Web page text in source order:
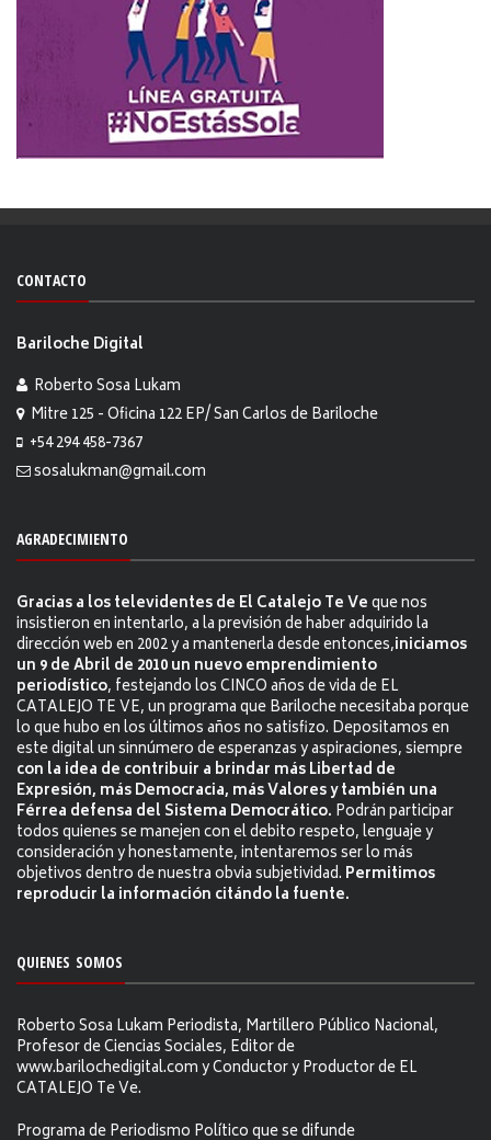
CONTACTO
Bariloche Digital
Roberto Sosa Lukam
Mitre 125 - Oficina 122 EP/ San Carlos de Bariloche
+54 294 458-7367
sosalukman@gmail.com
AGRADECIMIENTO
Gracias a los televidentes de El Catalejo Te Veque nos
insistieron en intentarlo, a la previsión de haber adquirido la
dirección web en 2002 y a mantenerla desde entonces,iniciamos
un 9 de Abril de 2010 un nuevo emprendimiento
periodístico, festejando los CINCO años de vida de EL
CATALEJO TE VE, un programa que Bariloche necesitaba porque
lo que hubo en los últimos años no satisfizo. Depositamos en
este digital un sinnúmero de esperanzas y aspiraciones, siempre
con la idea de contribuir a brindar más Libertad de
Expresión, más Democracia, más Valores y también una
Férrea defensa del Sistema Democrático. Podrán participar
todos quienes se manejen con el debito respeto, lenguaje y
consideración y honestamente, intentaremos ser lo más
objetivos dentro de nuestra obvia subjetividad. Permitimos
reproducir la información citándo la fuente.
QUIENES SOMOS
Roberto Sosa Lukam Periodista, Martillero Público Nacional,
Profesor de Ciencias Sociales, Editor de
www.barilochedigital.com y Conductor y Productor de EL
CATALEJO Te Ve.
Programa de Periodismo Político que se difunde